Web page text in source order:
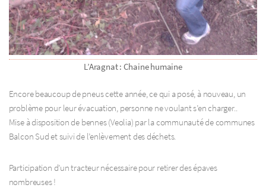
L’Aragnat : Chaine humaine
Encore beaucoup de pneus cette année, ce qui a posé, à nouveau, un
problème pour leur évacuation, personne ne voulant s’en charger..
Mise à disposition de bennes (Veolia) par la communauté de communes
Balcon Sud et suivi de l’enlèvement des déchets.
Participation d’un tracteur nécessaire pour retirer des épaves
nombreuses !